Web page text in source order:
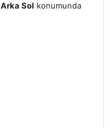
Arka Sol konumunda